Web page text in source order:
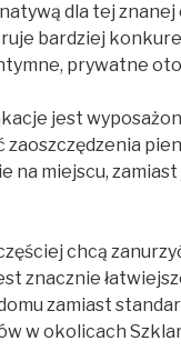
dla tej znanej
bardziej
prywatne
jest
zaoszczędzenia
na miejscu, zamiast
chcą
znacznie
zamiast
w okolicach